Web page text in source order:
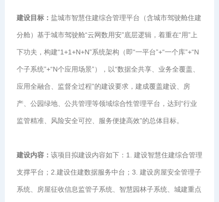
建设目标： 盐城市智慧住建综合管理平台（含城市驾驶舱住建
分舱）基于城市驾驶舱“云网数用安”底层逻辑，着重在“用”上
下功夫，构建“1+1+N+N”系统架构（即“一平台”+“一个库”+“N
个子系统”+“N个应用场景”），以“数据全共享、业务全覆盖、
应用全融合、监督全过程”的建设要求，建成覆盖建设、房
产、公园绿地、公共管理等领域综合性管理平台，达到“行业
监管精准、风险安全可控、服务便捷高效”的总体目标。
建设内容： 该项目拟建设内容如下：1. 建设智慧住建综合管理
支撑平台；2.建设住建数据服务中台；3. 建设房屋安全管理子
系统、房屋征收信息监管子系统、智慧园林子系统、城建重点